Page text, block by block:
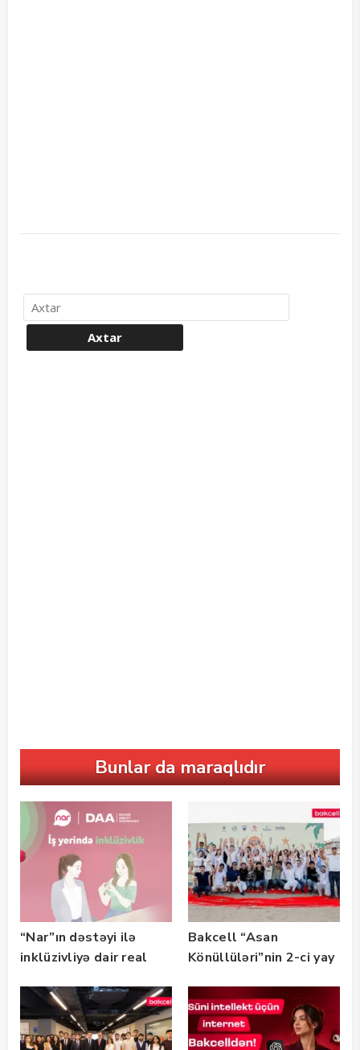
Bunlar da maraqlıdır
“Nar”ın dəstəyi ilə
inklüzivliyə dair real
təqdim edilir
Bakcell “Asan
Könüllüləri”nin 2-ci yay
olub — FOTO